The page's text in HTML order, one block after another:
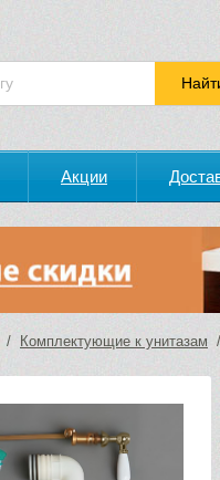
Акции
/ Комплектующие к унитазам